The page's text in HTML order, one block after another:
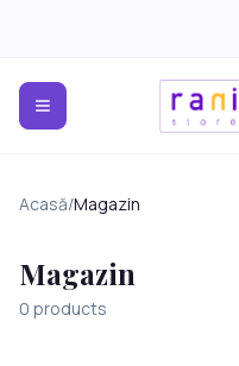
Acasă/Magazin
Magazin
0 products